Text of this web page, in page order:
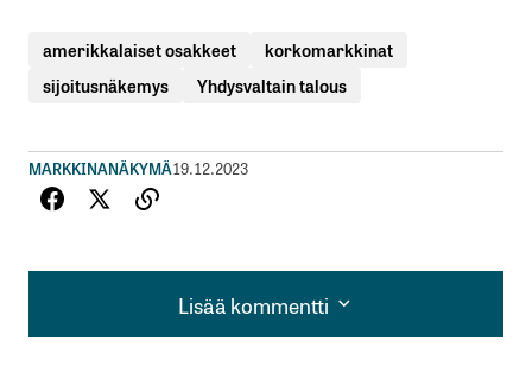
amerikkalaiset osakkeet
korkomarkkinat
sijoitusnäkemys
Yhdysvaltain talous
MARKKINANÄKYMÄ19.12.2023
Lisää kommentti
Lisää kommentti